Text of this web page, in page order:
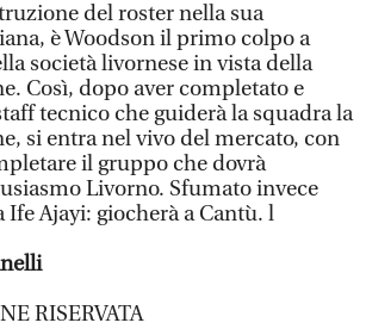
del roster nella sua
è Woodson il primo colpo a
società livornese in vista della
Così, dopo aver completato e
tecnico che guiderà la squadra la
si entra nel vivo del mercato, con
il gruppo che dovrà
Livorno. Sfumato invece
Ife Ajayi: giocherà a Cantù. l
RISERVATA